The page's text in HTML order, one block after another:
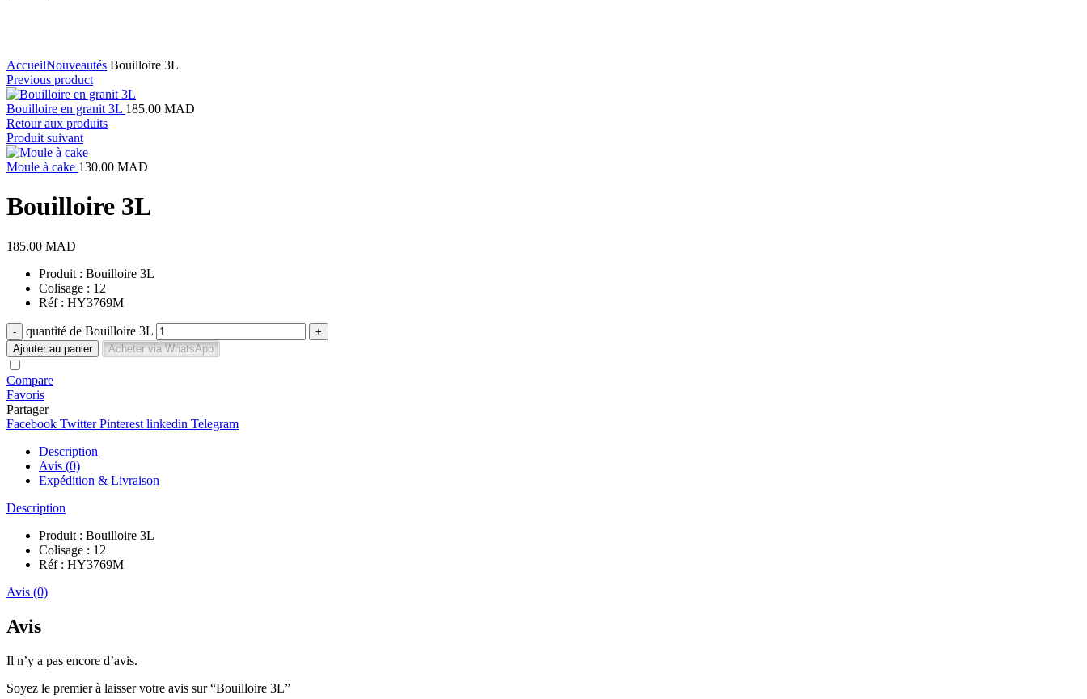
AccueilNouveautés Bouilloire 3L
Previous product
Bouilloire en granit 3L 185.00 MAD
Retour aux produits
Produit suivant
Moule à cake 130.00 MAD
Bouilloire 3L
185.00 MAD
Produit : Bouilloire 3L
Colisage : 12
Réf : HY3769M
quantité de Bouilloire 3L
Ajouter au panier Acheter via WhatsApp
Compare
Favoris
Partager
Facebook Twitter Pinterest linkedin Telegram
Description
Avis (0)
Expédition & Livraison
Description
Produit : Bouilloire 3L
Colisage : 12
Réf : HY3769M
Avis (0)
Avis
Il n’y a pas encore d’avis.
Soyez le premier à laisser votre avis sur “Bouilloire 3L”